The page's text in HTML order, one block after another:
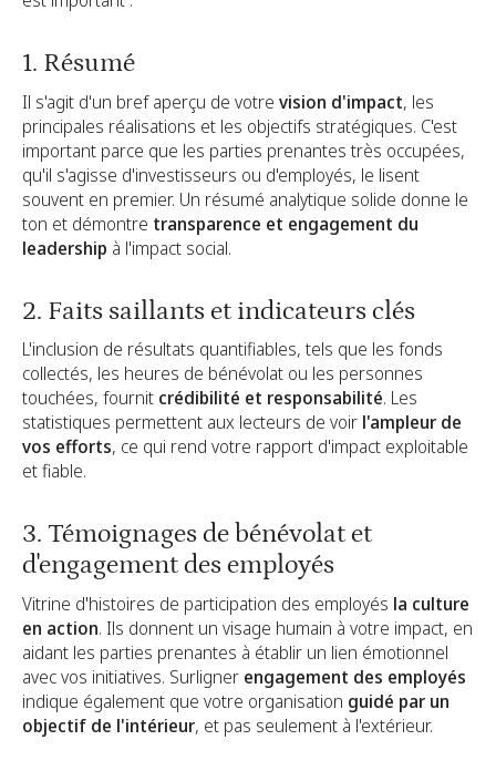
1. Résumé
Il s'agit d'un bref aperçu de votre vision d'impact, les
principales réalisations et les objectifs stratégiques. C'est
important parce que les parties prenantes très occupées,
qu'il s'agisse d'investisseurs ou d'employés, le lisent
souvent en premier. Un résumé analytique solide donne le
ton et démontre transparence et engagement du
leadership à l'impact social.
2. Faits saillants et indicateurs clés
L'inclusion de résultats quantifiables, tels que les fonds
collectés, les heures de bénévolat ou les personnes
touchées, fournit crédibilité et responsabilité. Les
statistiques permettent aux lecteurs de voir l'ampleur de
vos efforts, ce qui rend votre rapport d'impact exploitable
et fiable.
3. Témoignages de bénévolat et
d'engagement des employés
Vitrine d'histoires de participation des employés la culture
en action. Ils donnent un visage humain à votre impact, en
aidant les parties prenantes à établir un lien émotionnel
avec vos initiatives. Surligner engagement des employés
indique également que votre organisation guidé par un
objectif de l'intérieur, et pas seulement à l'extérieur.